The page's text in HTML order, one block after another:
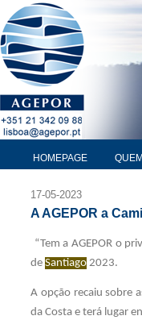
HOMEPAGE
17-05-2023
A AGEPOR a
“Tem a AGEPOR o
de Santiago 2023.
A opção recaiu sobre
da Costa e terá lugar